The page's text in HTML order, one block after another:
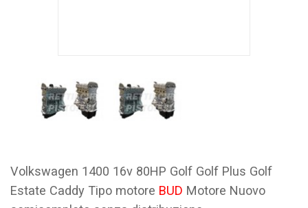
Volkswagen 1400 16v 80HP Golf Golf Plus Golf
Estate Caddy Tipo motore BUD Motore Nuovo